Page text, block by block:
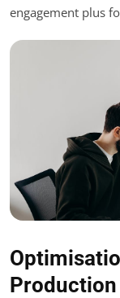
engagement plus
Production